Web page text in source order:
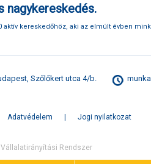
nagykereskedés.
kereskedőhöz, aki az elmúlt évben
Szőlőkert utca 4/b.
Adatvédelem Jogi nyilatkozat
Vállalatirányítási Rendszer